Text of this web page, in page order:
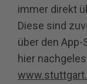
immer direkt
Diese sind
über den
hier